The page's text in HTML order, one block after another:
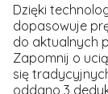
Dzięki
dopasowuje
do aktualnych
Zapomnij o
się
oddano 3